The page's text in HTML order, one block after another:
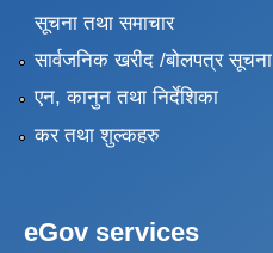
सूचना तथा समाचार
सार्वजनिक खरीद /बोलपत्र सूचना
एन, कानुन तथा निर्देशिका
कर तथा शुल्कहरु
eGov services